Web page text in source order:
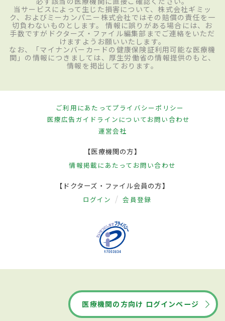
当サービスによって生じた損害について、株式会社ギミッ
ク、およびミーカンパニー株式会社ではその賠償の責任を一
切負わないものとします。 情報に誤りがある場合には、お
手数ですがドクターズ・ファイル編集部までご連絡をいただ
けますようお願いいたします。
なお、「マイナンバーカードの健康保険証利用可能な医療機
関」の情報につきましては、厚生労働省の情報提供のもと、
情報を掲出しております。
ご利用にあたってプライバシーポリシー
医療広告ガイドラインについてお問い合わせ
運営会社
【医療機関の方】
情報掲載にあたって お問い合わせ
【ドクターズ・ファイル会員の方】
ログイン 会員登録
医療機関の方向け ログインページ